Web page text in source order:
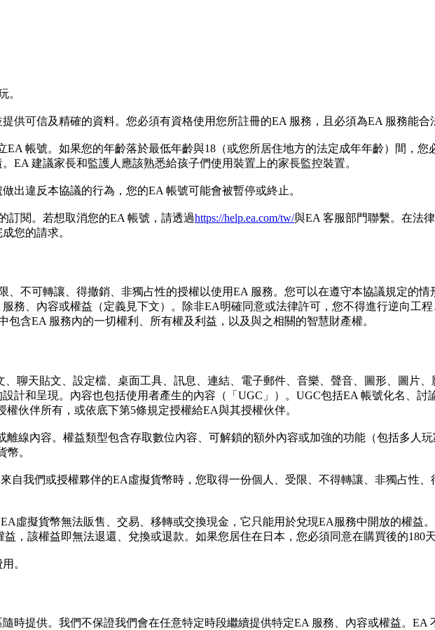
。
供可信及精確的資料。您必須有資格使用您所註冊的EA 服務，且必須為EA 服務能合
帳號。如果您的年齡落於最低年齡與18（或您所居住地方的法定成年年齡）間，
EA 建議家長和監護人應該熟悉給孩子們使用裝置上的家長監控裝置。
出違反本協議的行為，您的EA 帳號可能會被暫停或終止。
訂閱。若想取消您的EA 帳號，請透過https://help.ea.com/tw/與EA 客服部門聯繫。在法
您的請求。
不可轉讓、得撤銷、非獨占性的授權以使用EA 服務。您可以在遵守本協議規定的
務、內容或權益（定義見下文）。除非EA明確同意或法律許可，您不得進行逆向工
含EA 服務內的一切權利、所有權及利益，以及與之相關的智慧財產權。
聊天貼文、設定檔、桌面工具、訊息、連結、電子郵件、音樂、聲音、圖形、圖片
計和呈現。內容也包括使用者產生的內容（「UGC」）。UGC包括EA 帳號化名、討
伙伴所有，或依底下第5條規定授權給EA與其授權伙伴。
線內容。權益類型包含存取數位內容、可解鎖的額外內容或加強的功能（包括多人
。
自我們或授權夥伴的EA虛擬貨幣時，您取得一份個人、受限、不得轉讓、非獨占性
虛擬貨幣無法販售、交易、移轉或交換現金，它只能用於兌現EA服務中開放的權益
，該權益即無法退還、兌換或退款。如果您居住在日本，您必須同意在購買後的180
。
時提供。我們不保證我們會在任意特定時段繼續提供特定EA 服務、內容或權益。EA